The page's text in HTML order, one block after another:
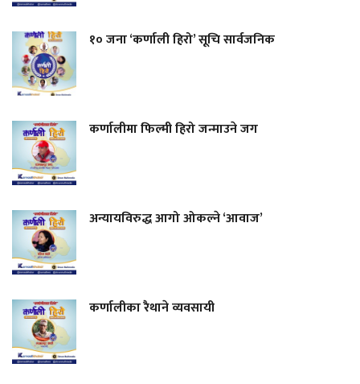
१० जना ‘कर्णाली हिरो’ सूचि सार्वजनिक
कर्णालीमा फिल्मी हिरो जन्माउने जग
अन्यायविरुद्ध आगो ओकल्ने ‘आवाज’
कर्णालीका रैथाने व्यवसायी